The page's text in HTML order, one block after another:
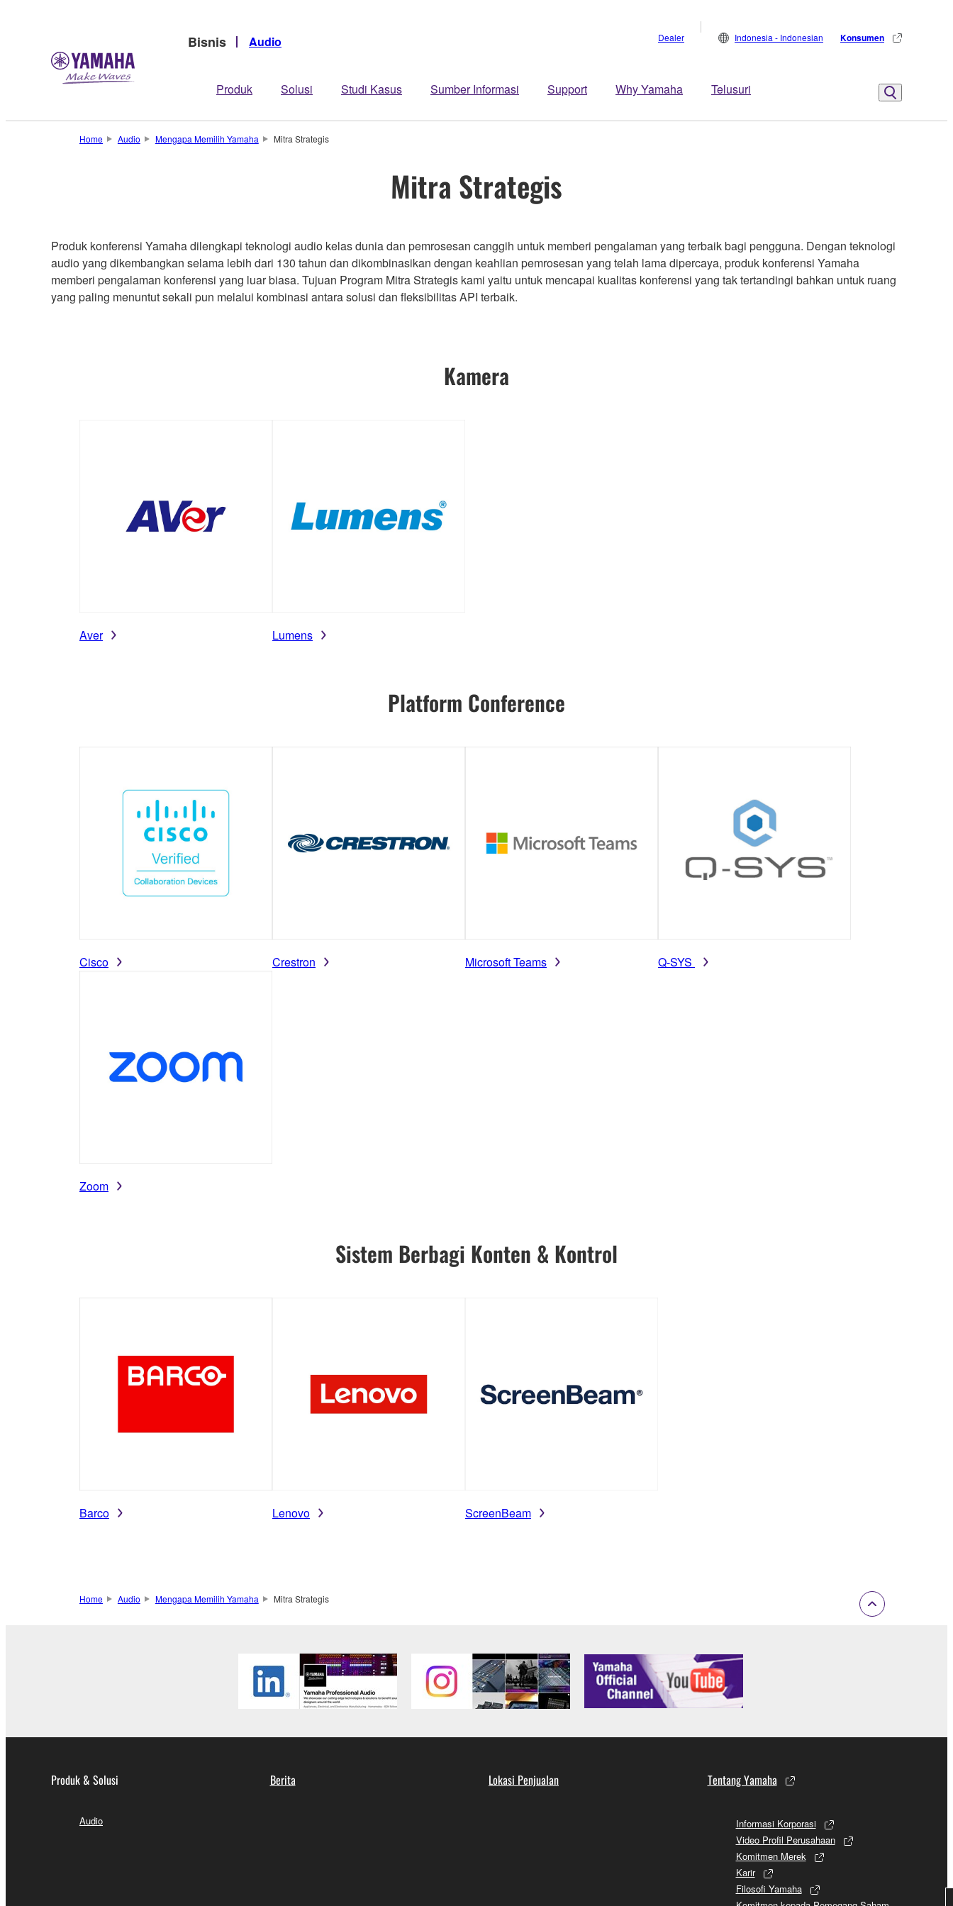
Bisnis Audio
Produk Solusi Studi Kasus Sumber Informasi Support Why Yamaha Telusuri
Dealer Indonesia - Indonesian Konsumen
Home Audio Mengapa Memilih Yamaha Mitra Strategis
Mitra Strategis
Produk konferensi Yamaha dilengkapi teknologi audio kelas dunia dan pemrosesan canggih untuk memberi pengalaman yang terbaik bagi pengguna. Dengan teknologi
audio yang dikembangkan selama lebih dari 130 tahun dan dikombinasikan dengan keahlian pemrosesan yang telah lama dipercaya, produk konferensi Yamaha
memberi pengalaman konferensi yang luar biasa. Tujuan Program Mitra Strategis kami yaitu untuk mencapai kualitas konferensi yang tak tertandingi bahkan untuk ruang
yang paling menuntut sekali pun melalui kombinasi antara solusi dan fleksibilitas API terbaik.
Kamera
Aver Lumens
Platform Conference
Cisco Crestron Microsoft Teams Q-SYS
Zoom
Sistem Berbagi Konten & Kontrol
Barco Lenovo ScreenBeam
Home Audio Mengapa Memilih Yamaha Mitra Strategis
Produk & Solusi
Audio
Berita Lokasi Penjualan Tentang Yamaha
Informasi Korporasi
Video Profil Perusahaan
Komitmen Merek
Karir
Filosofi Yamaha